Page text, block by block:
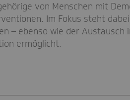
von Menschen mit
Im Fokus steht
– ebenso wie der
ermöglicht.